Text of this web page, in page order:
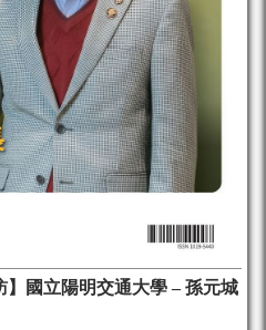
】國立陽明交通大學 – 孫元城